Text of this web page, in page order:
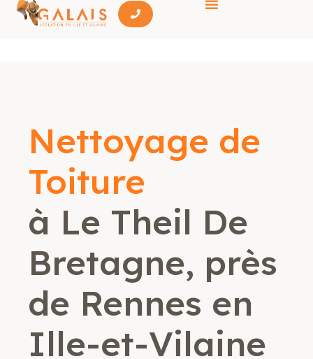
Nettoyage de
Toiture
à Le Theil De
Bretagne, près
de Rennes en
Ille-et-Vilaine